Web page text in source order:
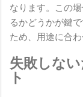
なります。この
るかどうかが鍵
ため、用途に合
失敗しな
ト